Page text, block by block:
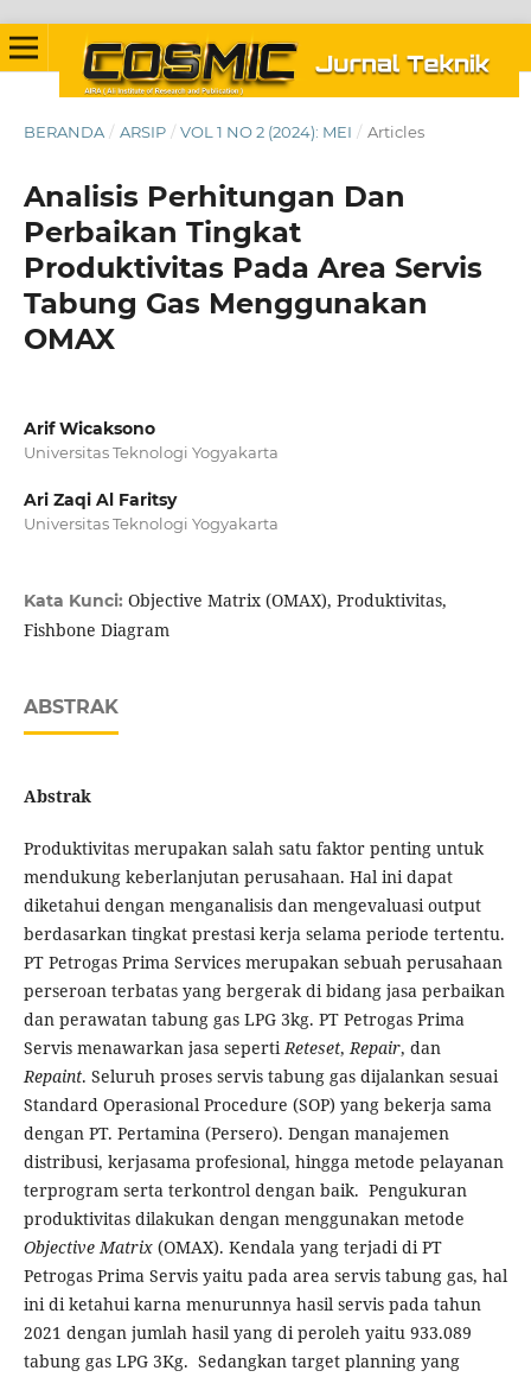
BERANDA / ARSIP / VOL 1 NO 2 (2024): MEI / Articles
Analisis Perhitungan Dan
Perbaikan Tingkat
Produktivitas Pada Area Servis
Tabung Gas Menggunakan
OMAX
Arif Wicaksono
Universitas Teknologi Yogyakarta
Ari Zaqi Al Faritsy
Universitas Teknologi Yogyakarta
Kata Kunci: Objective Matrix (OMAX), Produktivitas,
Fishbone Diagram
ABSTRAK
Abstrak
Produktivitas merupakan salah satu faktor penting untuk
mendukung keberlanjutan perusahaan. Hal ini dapat
diketahui dengan menganalisis dan mengevaluasi output
berdasarkan tingkat prestasi kerja selama periode tertentu.
PT Petrogas Prima Services merupakan sebuah perusahaan
perseroan terbatas yang bergerak di bidang jasa perbaikan
dan perawatan tabung gas LPG 3kg. PT Petrogas Prima
Servis menawarkan jasa sepertiReteset,Repair, dan
Repaint. Seluruh proses servis tabung gas dijalankan sesuai
Standard Operasional Procedure (SOP) yang bekerja sama
dengan PT. Pertamina (Persero). Dengan manajemen
distribusi, kerjasama profesional, hingga metode pelayanan
terprogram serta terkontrol dengan baik. Pengukuran
produktivitas dilakukan dengan menggunakan metode
Objective Matrix(OMAX). Kendala yang terjadi di PT
Petrogas Prima Servis yaitu pada area servis tabung gas, hal
ini di ketahui karna menurunnya hasil servis pada tahun
2021 dengan jumlah hasil yang di peroleh yaitu 933.089
tabung gas LPG 3Kg. Sedangkan target planning yang